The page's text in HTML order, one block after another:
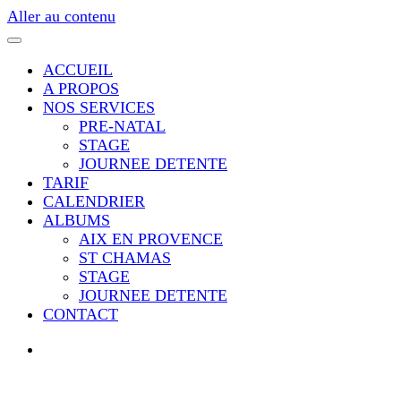
Aller au contenu
ACCUEIL
A PROPOS
NOS SERVICES
PRE-NATAL
STAGE
JOURNEE DETENTE
TARIF
CALENDRIER
ALBUMS
AIX EN PROVENCE
ST CHAMAS
STAGE
JOURNEE DETENTE
CONTACT